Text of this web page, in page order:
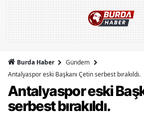
Burda Haber
Gündem
Antalyaspor eski Başkanı Çetin serbest bırakıldı.
Antalyaspor eski
serbest bırakıldı.